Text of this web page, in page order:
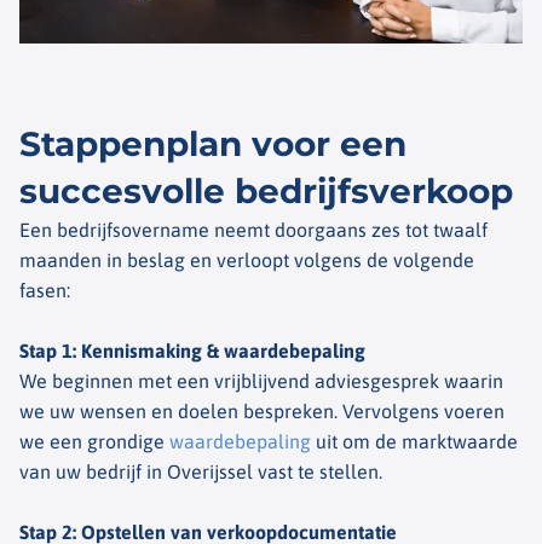
Stappenplan voor een
succesvolle bedrijfsverkoop
Een bedrijfsovername neemt doorgaans zes tot twaalf
maanden in beslag en verloopt volgens de volgende
fasen:
Stap 1: Kennismaking & waardebepaling
We beginnen met een vrijblijvend adviesgesprek waarin
we uw wensen en doelen bespreken. Vervolgens voeren
we een grondige waardebepaling uit om de marktwaarde
van uw bedrijf in Overijssel vast te stellen.
Stap 2: Opstellen van verkoopdocumentatie